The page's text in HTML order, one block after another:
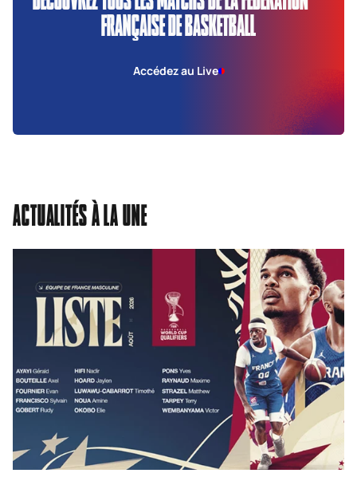
FRANÇAISE DE BASKETBALL
Accédez au Live
ACTUALITÉS À LA UNE